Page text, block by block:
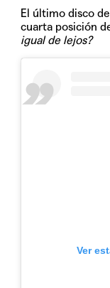
El último disco
cuarta posición
igual de lejos?
Ver